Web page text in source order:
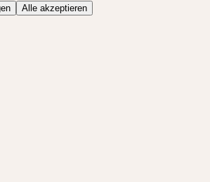
Alle akzeptieren